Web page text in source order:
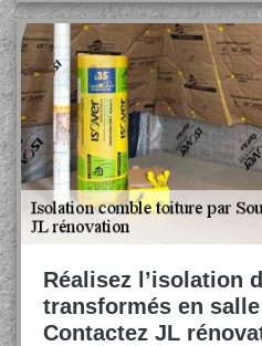
Réalisez l’isolation
transformés en
Contactez JL